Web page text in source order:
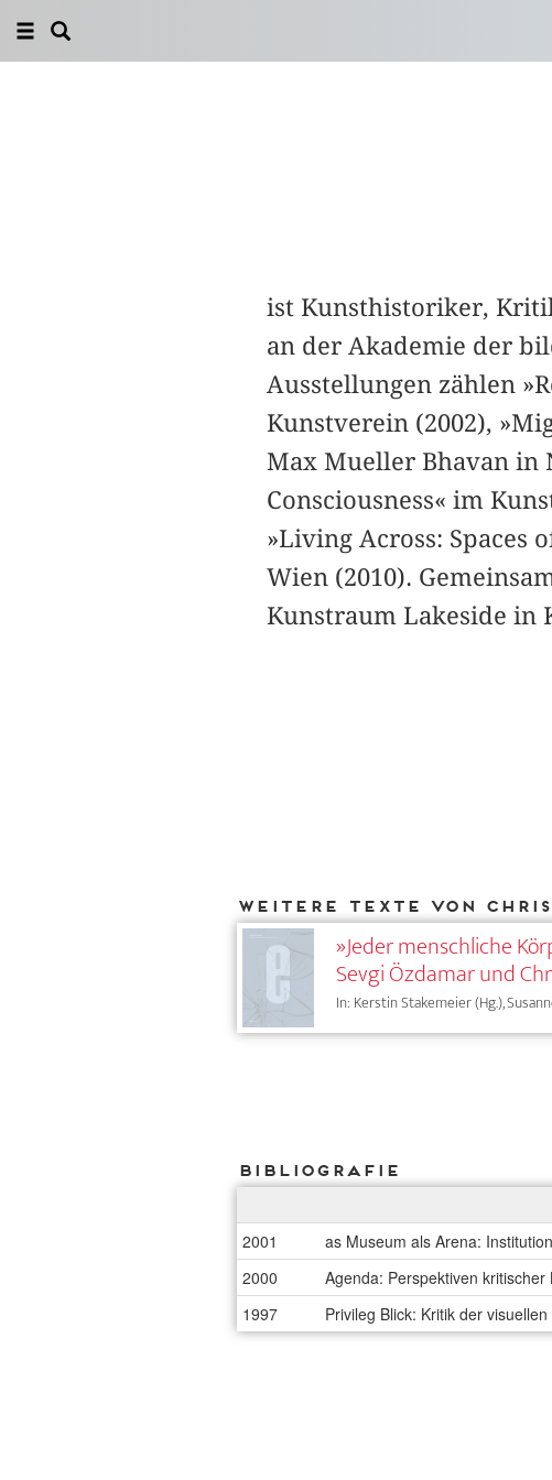
ist Kunsthistoriker,
an der Akademie der
Ausstellungen zählen
Kunstverein (2002),
Max Mueller Bhavan in
Consciousness« im
»Living Across: Spaces
Wien (2010).
Kunstraum Lakeside in
Weitere Texte von
»Jeder menschliche
Sevgi Özdamar und
In: Kerstin Stakemeier (Hg.),
Bibliografie
2001
as Museum als Arena:
2000
Agenda: Perspektiven
1997
Privileg Blick: Kritik der